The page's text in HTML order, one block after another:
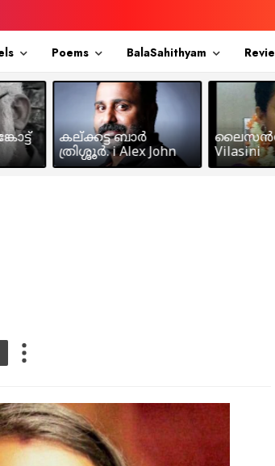
Poems BalaSahithyam
കല്ക്കട്ട ബാർ
ത്രിശ്ശൂർ. i Alex John
ലൈസൻസ്
Vilasini